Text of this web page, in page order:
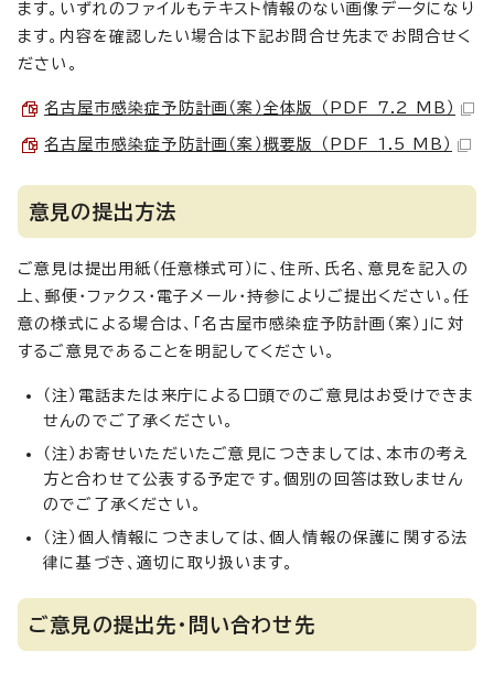
ます。いずれのファイルもテキスト情報のない画像データになり
ます。内容を確認したい場合は下記お問合せ先までお問合せく
ださい。
名古屋市感染症予防計画（案）全体版 （PDF 7.2 MB）
名古屋市感染症予防計画（案）概要版 （PDF 1.5 MB）
意見の提出方法
ご意見は提出用紙（任意様式可）に、住所、氏名、意見を記入の
上、郵便・ファクス・電子メール・持参によりご提出ください。任
意の様式による場合は、「名古屋市感染症予防計画（案）」に対
するご意見であることを明記してください。
（注）電話または来庁による口頭でのご意見はお受けできま
せんのでご了承ください。
（注）お寄せいただいたご意見につきましては、本市の考え
方と合わせて公表する予定です。個別の回答は致しません
のでご了承ください。
（注）個人情報につきましては、個人情報の保護に関する法
律に基づき、適切に取り扱います。
ご意見の提出先・問い合わせ先